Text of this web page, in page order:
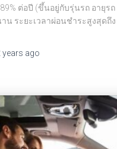
ต่อปี (ขึ้นอยู่กับรุ่นรถ อายุร
น ระยะเวลาผ่อนชำระสูงสุดถึง
years ago